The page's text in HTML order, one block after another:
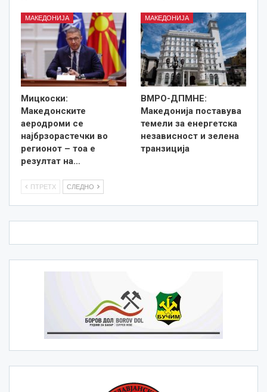
МАКЕДОНИЈА
Мицкоски:
Македонските
аеродроми се
најбрзорастечки во
регионот – тоа е
резултат на…
МАКЕДОНИЈА
ВМРО-ДПМНЕ:
Македонија поставува
темели за енергетска
независност и зелена
транзиција
ПТРЕТХ СЛЕДНО